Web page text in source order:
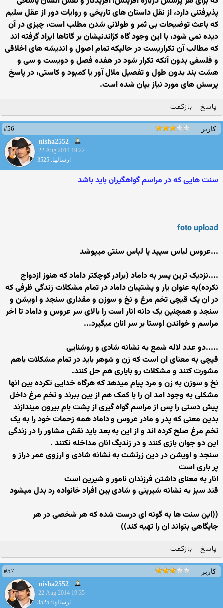
پذیرفتنی دارد، از نقل داستان های تاریخی و روایات دور از عقل سلیم
که باعث توضیحات بی ثمر و طولانی شدن مطلب است، چیزی در آن
دیده نمی شود، با این وجود گاه کژاندنیشان بر گاتاها ایراد گرفته اند
که مطالب آن تکراریست در حالیکه تمام اصول و اندیشه های اخلاقی
و فلسفی بدون آنکه تکرار شود در هفده فصل و دویست و سی و
هشت بند بدون طول و تفصیل ملال آور یا کمبود و کاستی، در پاسخ
پرسش های مورد نیاز بیان شده است.
پاسخ بازگفت
کاربر
#56
nisha2552
22 Aug 2014 19:22
ارسالها: 3525
سنت هایی که در مراسم گواهگیران باید باشد
foto upload
...عروس لباس سپید یا لباس سنتی میپوشد
....نزدیک ترین پسر به داماد (برادر کوچکتر داماد که هنوز ازدواج
نکرده)به عنوان یار و پشتیبان داماد در تمام مشکلات زندگی ظرفی که
در ان یک قیچی تخم مرغ و نخ و سوزن و مقداری سنجد و اویشن و
سنجد و همچنین یک دانه انار است را بالای سر عروس و داماد تا اخر
مراسم و خواندن اوستا بر سر انان میگیرد...
.....دو عدد لاله شمع به نشانه شادی و روشنایی
قیچی به معنای ان است که زن و شوهر باید در تمام مشکلات باهم
مشورت کنند و مشکلات رو بایاری هم حل کنند.
نخ و سوزن به زن و مرد پیام میدهد که هرگاه خدایی تکرده بین انها
مشکلی به وجود امد ان را با کمک هم از بین ببرند و تخم مرغ داخل
پیش دستی را پس از مراسم گواه گیری از پشت بام بیرون میندازند
بدین معنی که پدر و مادر عروس و داماد همه زحمات خود را به یک
تخم مرغ صلح کرده اند و از این به بعد باید نقش مشاور را در زندگی
این دو جوان بازی کنند و در زندیگ انان مداخله نکنند .
سنجد و اویشن در دین زرتشت به نشانه شادی و ارزوی عمر دراز و
پر باری است
انار به معنای داشتن فرزندان نامور و شیرین است
قند سبز به نشانه شیرینی و شادی بین افراد خانواده رد بدل میشود
((این سنت ها به گونه ای درست شده که هر شخصی در هر
جایگاهی بتواند ان را تهیه کند))
پاسخ بازگفت
کاربر
#57
nisha2552
22 Aug 2014 19:35
ارسالها: 3525